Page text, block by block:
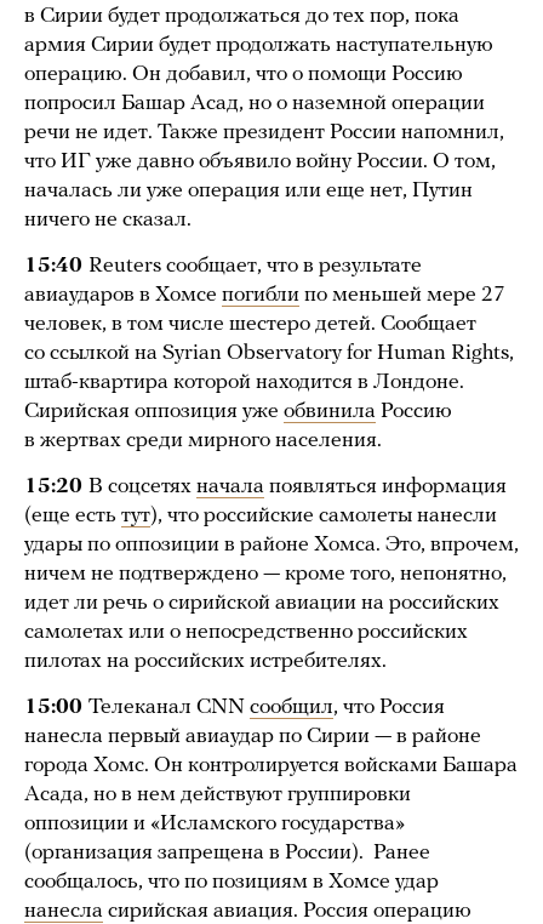
в Сирии будет продолжаться до тех пор, пока
армия Сирии будет продолжать наступательную
операцию. Он добавил, что о помощи Россию
попросил Башар Асад, но о наземной операции
речи не идет. Также президент России напомнил,
что ИГ уже давно объявило войну России. О том,
началась ли уже операция или еще нет, Путин
ничего не сказал.
15:40 Reuters сообщает, что в результате
авиаударов в Хомсе погибли по меньшей мере 27
человек, в том числе шестеро детей. Сообщает
со ссылкой на Syrian Observatory for Human Rights,
штаб-квартира которой находится в Лондоне.
Сирийская оппозиция уже обвинила Россию
в жертвах среди мирного населения.
15:20 В соцсетях начала появляться информация
(еще есть тут), что российские самолеты нанесли
удары по оппозиции в районе Хомса. Это, впрочем,
ничем не подтверждено — кроме того, непонятно,
идет ли речь о сирийской авиации на российских
самолетах или о непосредственно российских
пилотах на российских истребителях.
15:00 Телеканал CNN сообщил, что Россия
нанесла первый авиаудар по Сирии — в районе
города Хомс. Он контролируется войсками Башара
Асада, но в нем действуют группировки
оппозиции и «Исламского государства»
(организация запрещена в России). Ранее
сообщалось, что по позициям в Хомсе удар
нанесла сирийская авиация. Россия операцию